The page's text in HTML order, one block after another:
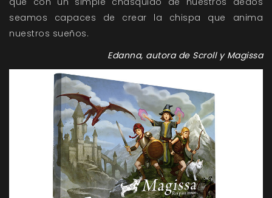
seamos capaces de crear la chispa que anima
nuestros sueños.
Edanna, autora de Scroll y Magissa